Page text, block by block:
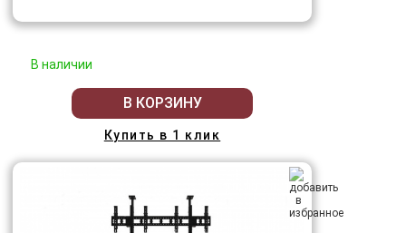
В наличии
В КОРЗИНУ
Купить в 1 клик